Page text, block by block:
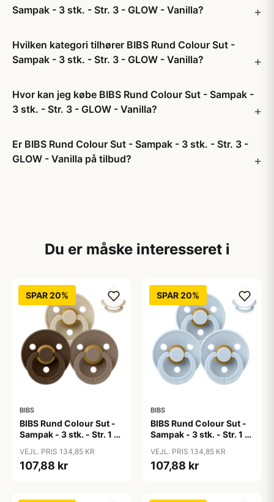
Sampak - 3 stk. - Str. 3 - GLOW - Vanilla?
Hvilken kategori tilhører BIBS Rund Colour Sut -
Sampak - 3 stk. - Str. 3 - GLOW - Vanilla?
Hvor kan jeg købe BIBS Rund Colour Sut - Sampak -
3 stk. - Str. 3 - GLOW - Vanilla?
Er BIBS Rund Colour Sut - Sampak - 3 stk. - Str. 3 -
GLOW - Vanilla på tilbud?
Du er måske interesseret i
SPAR 20%
BIBS
BIBS Rund Colour Sut -
Sampak - 3 stk. - Str. 1 -
VEJL. PRIS 134,85 KR
107,88 kr
SPAR 20%
BIBS
BIBS Rund Colour Sut -
Sampak - 3 stk. - Str. 1 -
VEJL. PRIS 134,85 KR
107,88 kr